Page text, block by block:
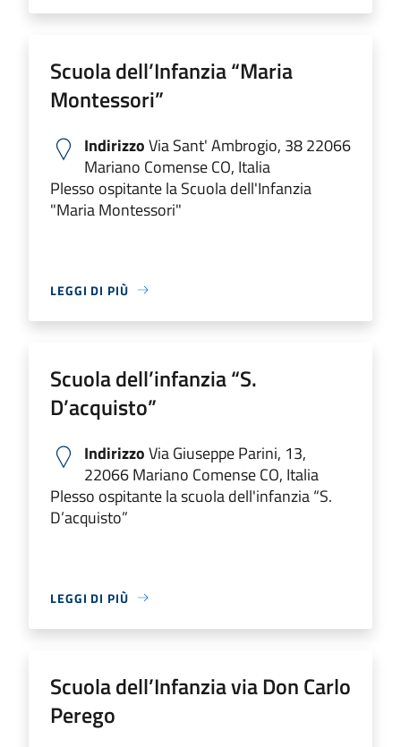
Scuola dell’Infanzia “Maria
Montessori”
IndirizzoVia Sant' Ambrogio, 38 22066
Mariano Comense CO, Italia
Plesso ospitante la Scuola dell'Infanzia
"Maria Montessori"
LEGGI DI PIÙ
Scuola dell’infanzia “S.
D’acquisto”
IndirizzoVia Giuseppe Parini, 13,
22066 Mariano Comense CO, Italia
Plesso ospitante la scuola dell'infanzia “S.
D’acquisto”
LEGGI DI PIÙ
Scuola dell’Infanzia via Don Carlo
Perego